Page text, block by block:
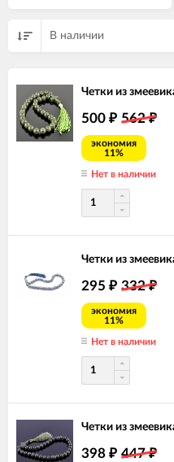
В наличии
Четки из
500 ₽ 562₽
экономия
11%
Нет в наличии
Четки из
295 ₽ 332₽
экономия
11%
Нет в наличии
Четки из
398 ₽ 447₽